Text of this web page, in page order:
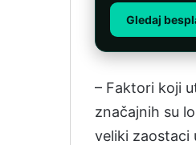
Gledaj
– Faktori koji
značajnih su
veliki zaostaci